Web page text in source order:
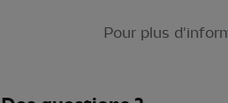
Pour plus